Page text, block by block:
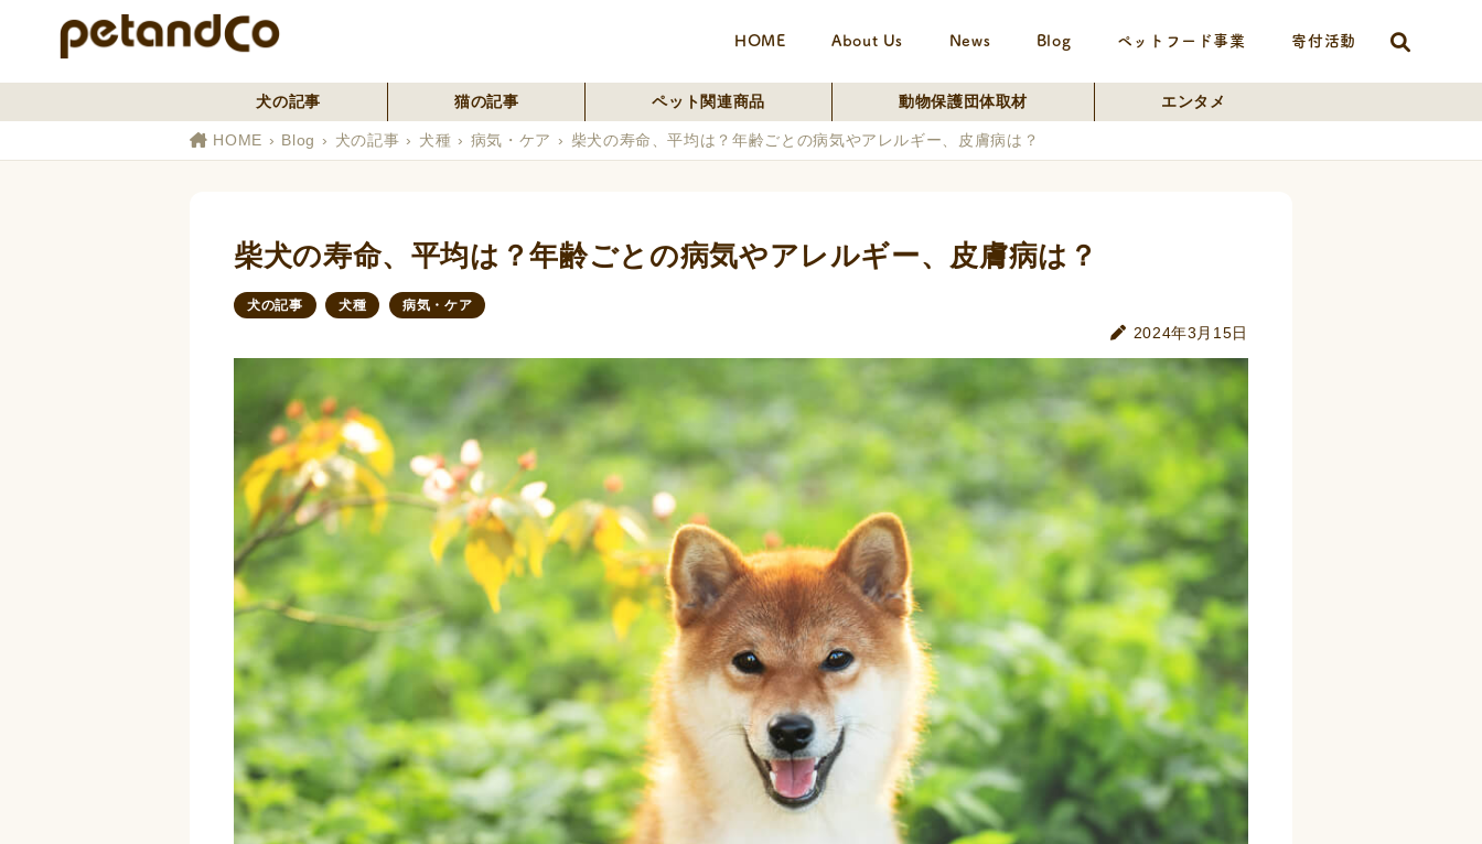
HOME About Us News Blog ペットフード事業 寄付活動
犬の記事 猫の記事 ペット関連商品 動物保護団体取材 エンタメ
HOME Blog 犬の記事 犬種 病気・ケア 柴犬の寿命、平均は？年齢ごとの病気やアレルギー、皮膚病は？
柴犬の寿命、平均は？年齢ごとの病気やアレルギー、皮膚病は？
犬の記事 犬種 病気・ケア
2024年3月15日